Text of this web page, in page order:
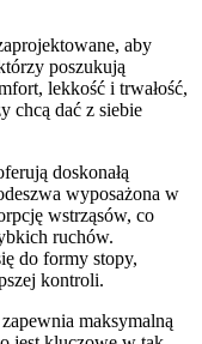
aby
poszukują
lekkość i trwałość,
chcą dać z siebie
doskonałą
wyposażona w
wstrząsów, co
ruchów.
do formy stopy,
kontroli.
maksymalną